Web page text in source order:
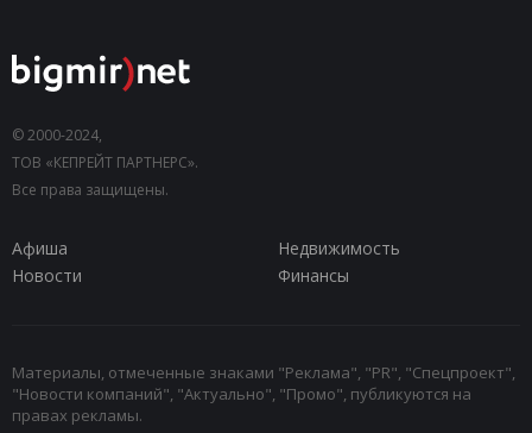
© 2000-2024,
ТОВ «КЕПРЕЙТ ПАРТНЕРС».
Все права защищены.
Афиша
Недвижимость
Новости
Финансы
Материалы, отмеченные знаками "Реклама", "PR", "Спецпроект",
"Новости компаний", "Актуально", "Промо", публикуются на
правах рекламы.